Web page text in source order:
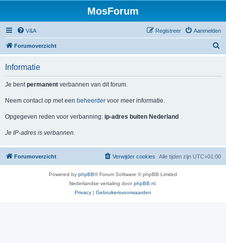
MosForum
V&A Aanmelden
Registreer
Forumoverzicht
Informatie
Je bentpermanent verbannen van dit forum.
Neem contact op met een beheerder voor meer informatie.
Opgegeven reden voor verbanning: ip-adres buiten Nederland
Je IP-adres is verbannen.
Forumoverzicht Alle tijden zijn UTC+01:00
Verwijder cookies
Powered by phpBB® Forum Software © phpBB Limited
Nederlandse vertaling doorphpBB.nl
Privacy | Gebruikersvoorwaarden